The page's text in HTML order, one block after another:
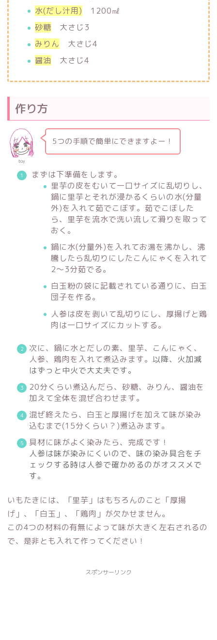
水(だし汁用) 1200㎖
砂糖 大さじ3
みりん 大さじ4
醤油 大さじ4
作り方
toy
5つの手順で簡単にできますよー！
まずは下準備をします。
里芋の皮をむいて一口サイズに乱切りし、
鍋に里芋とそれが浸かるくらいの水(分量
外)を入れて茹でこぼす。茹でこぼした
ら、里芋を流水で洗い流して滑りを取って
おく。
鍋に水(分量外)を入れてお湯を沸かし、沸
騰したら乱切りにしたこんにゃくを入れて
2〜3分茹でる。
白玉粉の袋に記載されている通りに、白玉
団子を作る。
人参は皮を剥いて乱切りにし、厚揚げと鶏
肉は一口サイズにカットする。
次に、鍋に水とだしの素、里芋、こんにゃく、
人参、鶏肉を入れて煮込みます。 以降、火加減
はずっと中火で大丈夫です。
20分くらい煮込んだら、砂糖、みりん、醤油を
加えて全体を混ぜ合わせます。
混ぜ終えたら、白玉と厚揚げを加えて味が染み
込むまで(15分くらい？)煮込みます。︎
具材に味がよく染みたら、完成です！
人参は味が染みにくいので、味の染み具合をチ
ェックする時は人参で確かめるのがオススメで
す。
いもたきには、「里芋」はもちろんのこと「厚揚
げ」、「白玉」、「鶏肉」が欠かせません。
この4つの材料の有無によって味が大きく左右されるの
で、是非とも入れて作ってください！
スポンサーリンク